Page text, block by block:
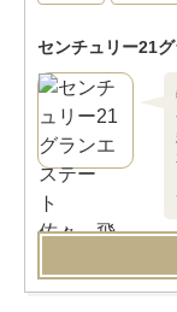
センチュリー21